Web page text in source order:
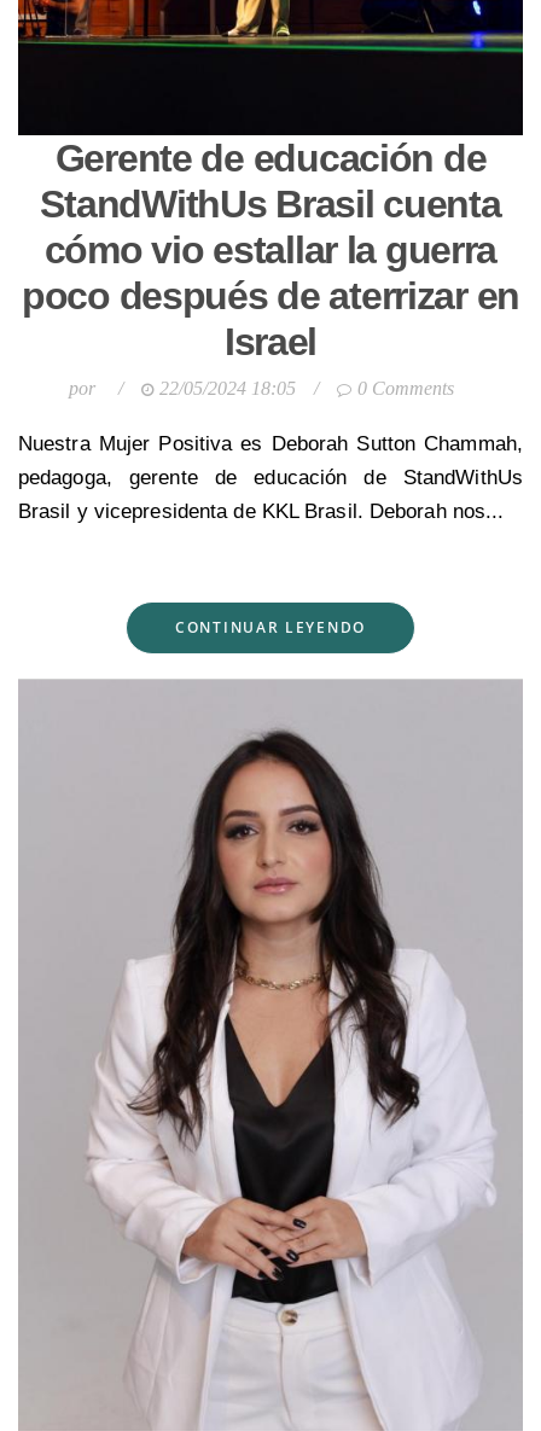
Gerente de educación de
StandWithUs Brasil cuenta
cómo vio estallar la guerra
poco después de aterrizar en
Israel
por / 22/05/2024 18:05 / 0 Comments
Nuestra Mujer Positiva es Deborah Sutton Chammah,
pedagoga, gerente de educación de StandWithUs
Brasil y vicepresidenta de KKL Brasil. Deborah nos...
CONTINUAR LEYENDO